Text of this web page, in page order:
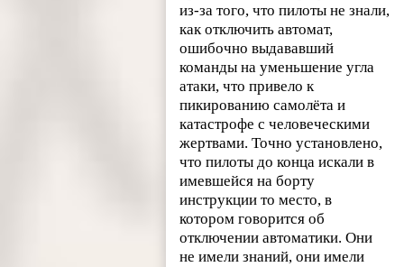
из-за того, что пилоты не знали,
как отключить автомат,
ошибочно выдававший
команды на уменьшение угла
атаки, что привело к
пикированию самолёта и
катастрофе с человеческими
жертвами. Точно установлено,
что пилоты до конца искали в
имевшейся на борту
инструкции то место, в
котором говорится об
отключении автоматики. Они
не имели знаний, они имели